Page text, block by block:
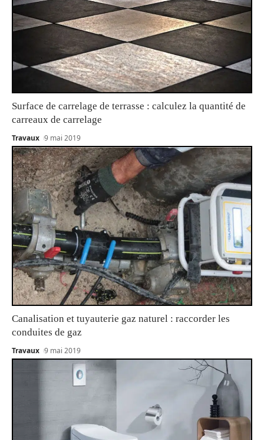
Surface de carrelage de terrasse : calculez la quantité de
carreaux de carrelage
Travaux 9 mai 2019
Canalisation et tuyauterie gaz naturel : raccorder les
conduites de gaz
Travaux 9 mai 2019